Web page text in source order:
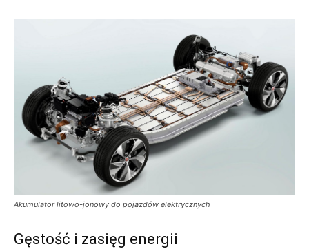
Akumulator litowo-jonowy do pojazdów elektrycznych
Gęstość i zasięg energii